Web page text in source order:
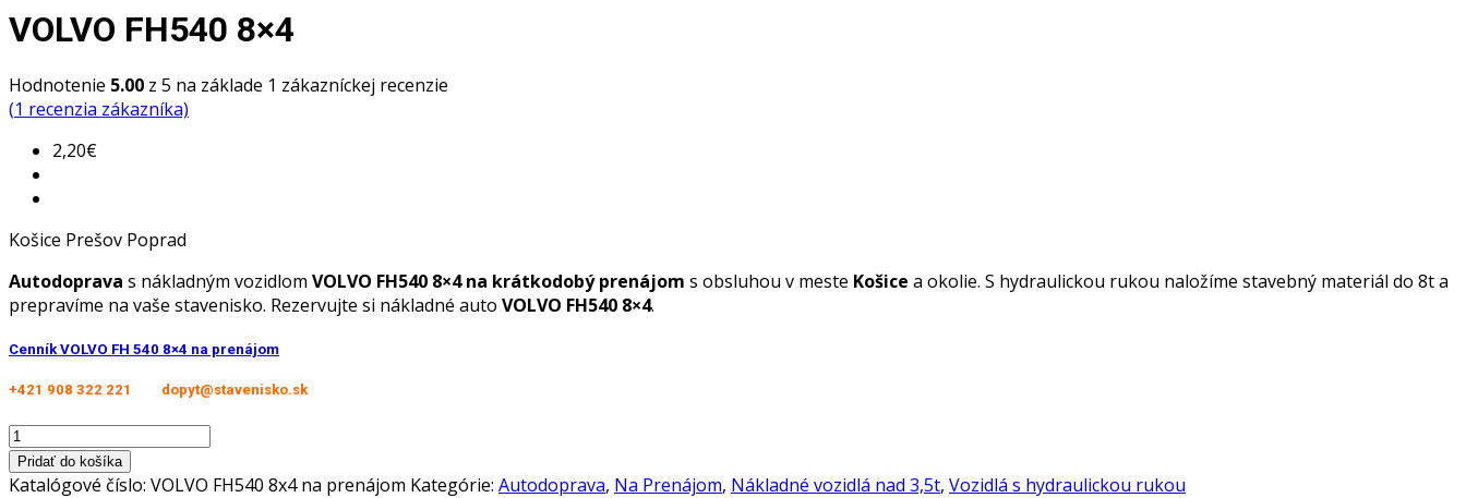
VOLVO FH540 8×4
Hodnotenie 5.00 z 5 na základe 1 zákazníckej recenzie
(1 recenzia zákazníka)
2,20€
Košice Prešov Poprad
Autodoprava s nákladným vozidlom VOLVO FH540 8×4na krátkodobý prenájom s obsluhou v meste Košice a okolie. S hydraulickou rukou naložíme stavebný materiál do 8t a
prepravíme na vaše stavenisko. Rezervujte si nákladné auto VOLVO FH540 8×4.
Cenník VOLVO FH 540 8×4 na prenájom
+421 908 322 221 dopyt@stavenisko.sk
množstvo
VOLVO
FH540
Pridať do košíka
Katalógové číslo: VOLVO FH540 8x4 na prenájom Kategórie: Autodoprava, Na Prenájom, Nákladné vozidlá nad 3,5t, Vozidlá s hydraulickou rukou